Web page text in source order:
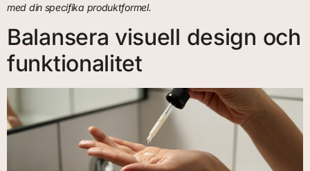
med din specifika produktformel.
Balansera visuell design och
funktionalitet